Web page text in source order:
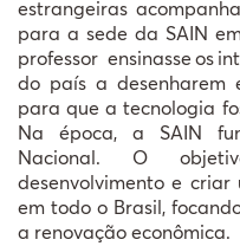
estrangeiras
para a sede da SAIN
professor ensinasseos
do país a desenharem
para que a tecnologia
Na época, a SAIN
Nacional. O
desenvolvimento e
em todo o Brasil,
a renovação econômica.